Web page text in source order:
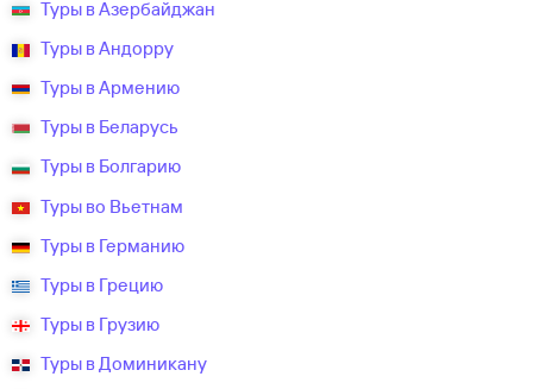
Туры в Азербайджан
Туры в Андорру
Туры в Армению
Туры в Беларусь
Туры в Болгарию
Туры во Вьетнам
Туры в Германию
Туры в Грецию
Туры в Грузию
Туры в Доминикану